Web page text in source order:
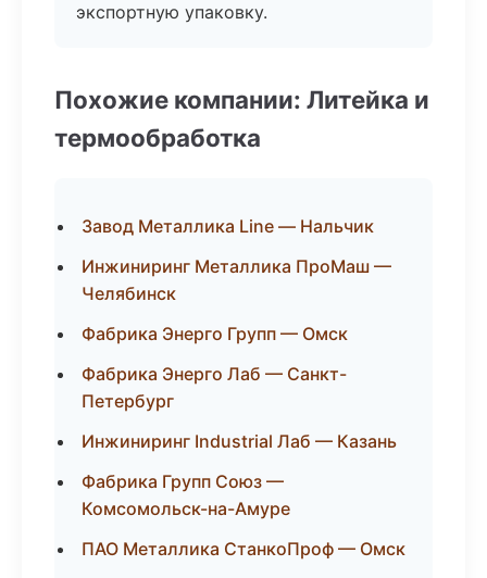
экспортную упаковку.
Похожие компании: Литейка и
термообработка
Завод Металлика Line — Нальчик
Инжиниринг Металлика ПроМаш —
Челябинск
Фабрика Энерго Групп — Омск
Фабрика Энерго Лаб — Санкт-
Петербург
Инжиниринг Industrial Лаб — Казань
Фабрика Групп Союз —
Комсомольск-на-Амуре
ПАО Металлика СтанкоПроф — Омск